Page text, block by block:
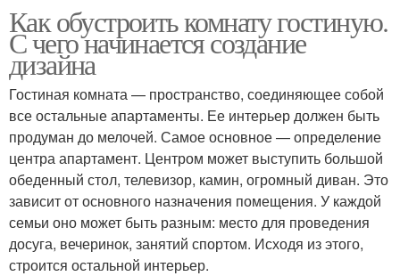
Как обустроить комнату гостиную.
С чего начинается создание
дизайна
Гостиная комната — пространство, соединяющее собой
все остальные апартаменты. Ее интерьер должен быть
продуман до мелочей. Самое основное — определение
центра апартамент. Центром может выступить большой
обеденный стол, телевизор, камин, огромный диван. Это
зависит от основного назначения помещения. У каждой
семьи оно может быть разным: место для проведения
досуга, вечеринок, занятий спортом. Исходя из этого,
строится остальной интерьер.